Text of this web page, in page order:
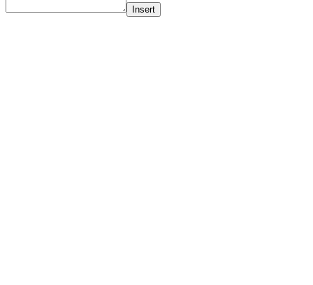
Insert